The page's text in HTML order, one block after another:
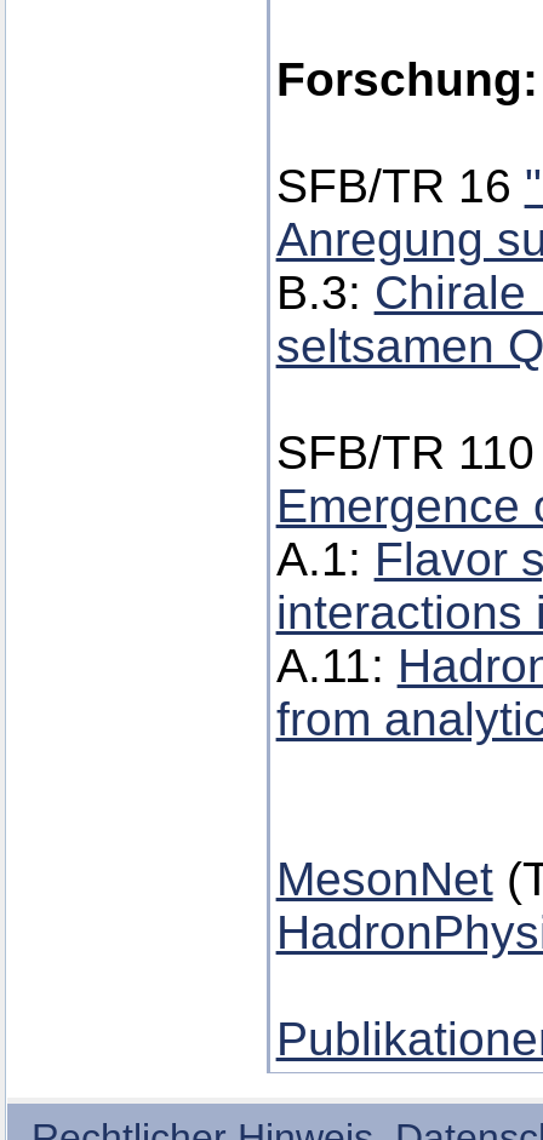
Forschung:
SFB/TR 16
Anregung
B.3: Chirale
seltsamen
SFB/TR
Emergence
A.1: Flavor
interactions
A.11:
from
MesonNet